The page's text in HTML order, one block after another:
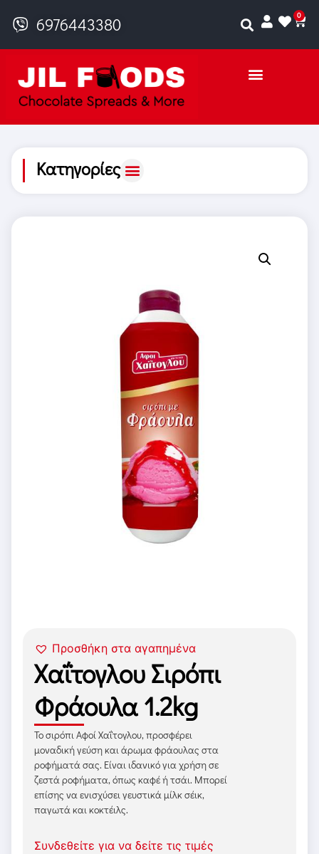
6976443380 0
Κατηγορίες
Προσθήκη στα αγαπημένα
Χαΐτογλου Σιρόπι
Φράουλα 1.2kg
Το σιρόπι Αφοί Χαΐτογλου, προσφέρει
μοναδική γεύση και άρωμα φράουλας στα
ροφήματά σας. Είναι ιδανικό για χρήση σε
ζεστά ροφήματα, όπως καφέ ή τσάι. Μπορεί
επίσης να ενισχύσει γευστικά μίλκ σέικ,
παγωτά και κοκτέιλς.
Συνδεθείτε για να δείτε τις τιμές